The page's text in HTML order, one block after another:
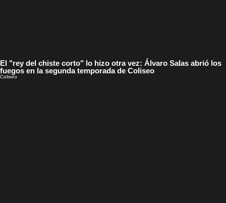
El "rey del chiste corto" lo hizo otra vez: Álvaro Salas abrió los
fuegos en la segunda temporada de Coliseo
Coliseo